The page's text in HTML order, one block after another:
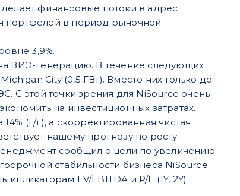
финансовые потоки в адрес
портфелей в период рыночной
3,9%.
ВИЭ-генерацию. В течение следующих
City (0,5 ГВт). Вместо них только до
С этой точки зрения для NiSource очень
на инвестиционных затратах.
(г/г), а скорректированная чистая
нашему прогнозу по росту
сообщил о цели по увеличению
стабильности бизнеса NiSource.
EV/EBITDA и P/E (1Y, 2Y)